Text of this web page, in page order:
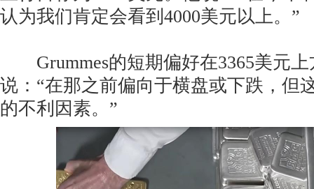
认为我们肯定会看到4000美元以上。”
Grummes的短期偏好在3365美元上
说：“在那之前偏向于横盘或下跌，但
的不利因素。”